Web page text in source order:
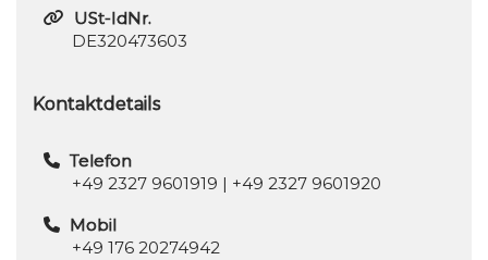
USt-IdNr.
DE320473603
Kontaktdetails
Telefon
+49 2327 9601919 | +49 2327 9601920
Mobil
+49 176 20274942